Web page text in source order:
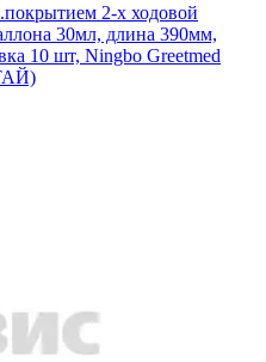
2-х ходовой
30мл, длина 390мм,
10 шт, Ningbo Greetmed